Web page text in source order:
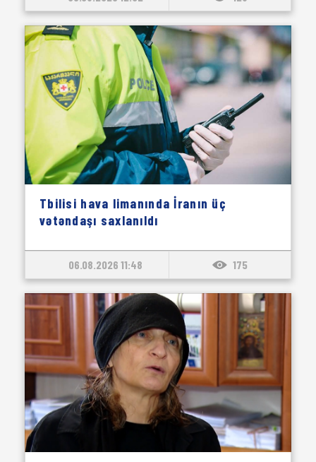
Tbilisi hava limanında İranın üç
vətəndaşı saxlanıldı
06.08.2026 11:48 175